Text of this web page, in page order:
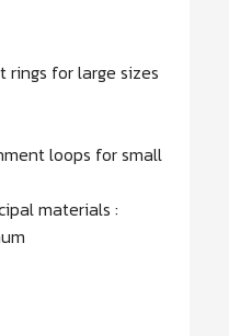
for large sizes
loops for small
materials :